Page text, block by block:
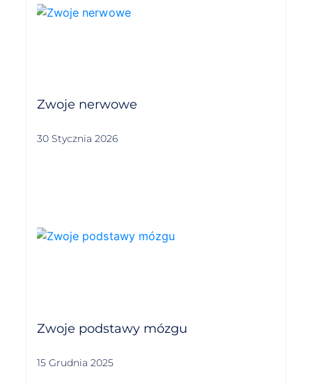
Zwoje nerwowe
30 Stycznia 2026
Zwoje podstawy mózgu
15 Grudnia 2025